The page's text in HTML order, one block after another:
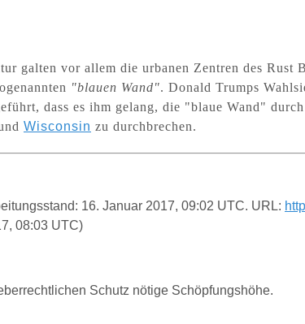
galten vor allem die urbanen Zentren des Rust
"blauen Wand". Donald Trumps
dass es ihm gelang, die "blaue Wand" durch
Wisconsin zu durchbrechen.
16. Januar 2017, 09:02 UTC. URL:
08:03 UTC)
Schutz nötige Schöpfungshöhe.